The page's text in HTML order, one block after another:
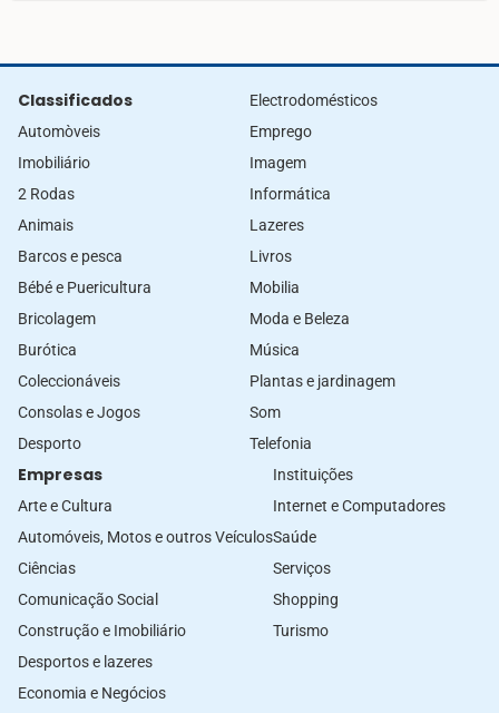
Classificados
Automòveis
Imobiliário
2 Rodas
Animais
Barcos e pesca
Bébé e Puericultura
Bricolagem
Burótica
Coleccionáveis
Consolas e Jogos
Desporto
Electrodomésticos
Emprego
Imagem
Informática
Lazeres
Livros
Mobilia
Moda e Beleza
Música
Plantas e jardinagem
Som
Telefonia
Empresas
Arte e Cultura
Automóveis, Motos e outros Veículos
Ciências
Comunicação Social
Construção e Imobiliário
Desportos e lazeres
Economia e Negócios
Instituições
Internet e Computadores
Saúde
Serviços
Shopping
Turismo